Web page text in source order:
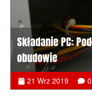
Składanie PC:
obudowie
21 Wrz 2019 0